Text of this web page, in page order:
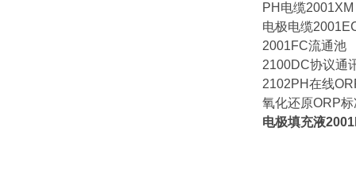
PH电缆2001XM
电极电缆
2001FC流通池
2100DC协议通
2102PH在线
氧化还原ORP
电极填充液